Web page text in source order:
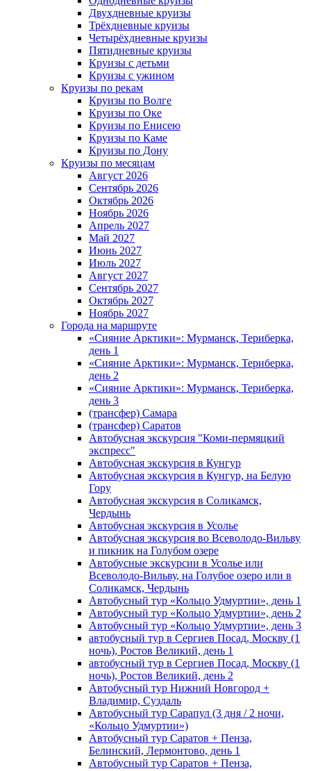
Двухдневные круизы
Трёхдневные круизы
Четырёхдневные круизы
Пятидневные круизы
Круизы с детьми
Круизы с ужином
Круизы по рекам
Круизы по Волге
Круизы по Оке
Круизы по Енисею
Круизы по Каме
Круизы по Дону
Круизы по месяцам
Август 2026
Сентябрь 2026
Октябрь 2026
Ноябрь 2026
Апрель 2027
Май 2027
Июнь 2027
Июль 2027
Август 2027
Сентябрь 2027
Октябрь 2027
Ноябрь 2027
Города на маршруте
«Сияние Арктики»: Мурманск, Териберка,
день 1
«Сияние Арктики»: Мурманск, Териберка,
день 2
«Сияние Арктики»: Мурманск, Териберка,
день 3
(трансфер) Самара
(трансфер) Саратов
Автобусная экскурсия "Коми-пермяцкий
экспресс"
Автобусная экскурсия в Кунгур
Автобусная экскурсия в Кунгур, на Белую
Гору
Автобусная экскурсия в Соликамск,
Чердынь
Автобусная экскурсия в Усолье
Автобусная экскурсия во Всеволодо-Вильву
и пикник на Голубом озере
Автобусные экскурсии в Усолье или
Всеволодо-Вильву, на Голубое озеро или в
Соликамск, Чердынь
Автобусный тур «Кольцо Удмуртии», день 1
Автобусный тур «Кольцо Удмуртии», день 2
Автобусный тур «Кольцо Удмуртии», день 3
автобусный тур в Сергиев Посад, Москву (1
ночь), Ростов Великий, день 1
автобусный тур в Сергиев Посад, Москву (1
ночь), Ростов Великий, день 2
Автобусный тур Нижний Новгород +
Владимир, Суздаль
Автобусный тур Сарапул (3 дня / 2 ночи,
«Кольцо Удмуртии»)
Автобусный тур Саратов + Пенза,
Белинский, Лермонтово, день 1
Автобусный тур Саратов + Пенза,